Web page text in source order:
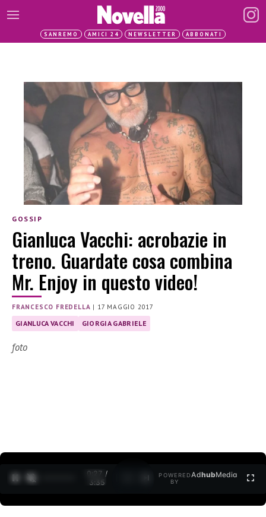
SANREMO AMICI 24 NEWSLETTER ABBONATI
GOSSIP
Gianluca Vacchi: acrobazie in
treno. Guardate cosa combina
Mr. Enjoy in questo video!
FRANCESCO FREDELLA | 17 MAGGIO 2017
GIANLUCA VACCHI GIORGIA GABRIELE
foto
0:27 /
3:35
POWERED
BY
AdhubMedia